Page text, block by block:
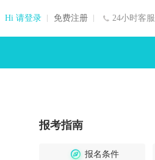
24小时客
Hi 请登录 免费注册
报考指南
报名条件